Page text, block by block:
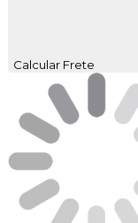
Calcular Frete